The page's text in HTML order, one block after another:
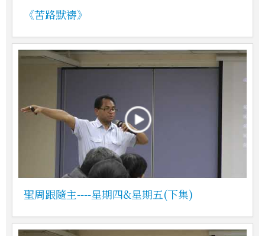
《苦路默禱》
聖周跟隨主----星期四&星期五(下集)